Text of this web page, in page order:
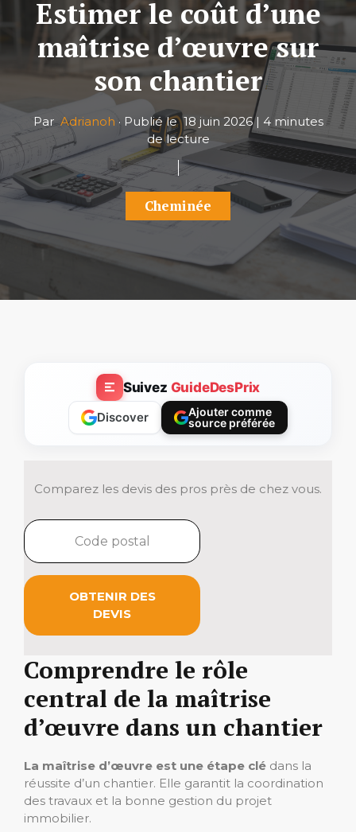
Estimer le coût d’une
maîtrise d’œuvre sur
son chantier
ParAdrianoh · Publié le18 juin 2026| 4 minutes
de lecture
Cheminée
Suivez GuideDesPrix
Discover
Ajouter comme
source préférée
Comparez les devis des pros près de chez vous.
OBTENIR DES
DEVIS
Comprendre le rôle
central de la maîtrise
d’œuvre dans un chantier
La maîtrise d’œuvre est une étape clé dans la
réussite d’un chantier. Elle garantit la coordination
des travaux et la bonne gestion du projet
immobilier.